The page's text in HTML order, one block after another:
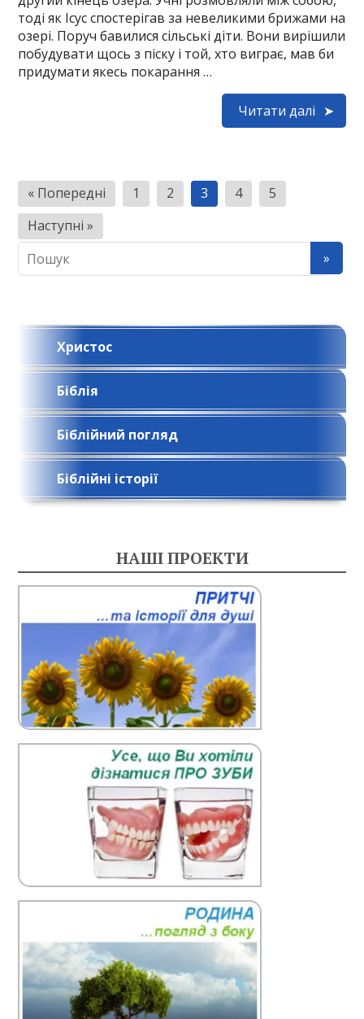
тоді як Ісус спостерігав за невеликими брижами на
озері. Поруч бавилися сільські діти. Вони вирішили
побудувати щось з піску і той, хто виграє, мав би
придумати якесь покарання …
Читати далі
Н
а
в
і
а
і
я
а
и
і
в
« Попередні 1 2 3 4
5
Наступні »
Христос
Біблія
Біблійний погляд
Біблійні історії
НАШІ ПРОЕКТИ